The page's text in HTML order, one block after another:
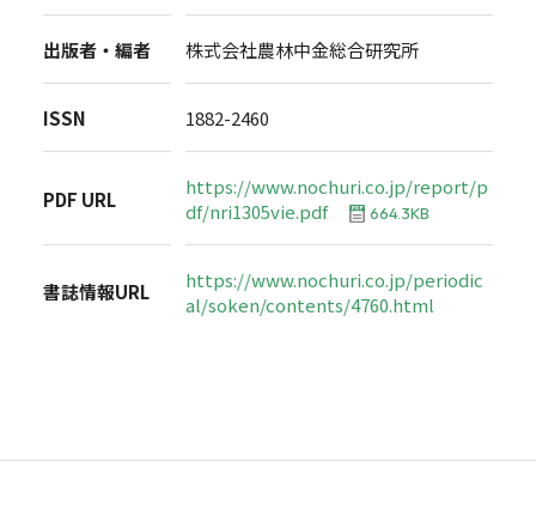
出版者・編者 株式会社農林中金総合研究所
ISSN 1882-2460
PDF URL
https://www.nochuri.co.jp/report/p
df/nri1305vie.pdf
664.3KB
書誌情報URL
https://www.nochuri.co.jp/periodic
al/soken/contents/4760.html